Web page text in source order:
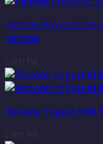
Yanhee Pro Acno
Yanhee
Abonne Yogurt Milk